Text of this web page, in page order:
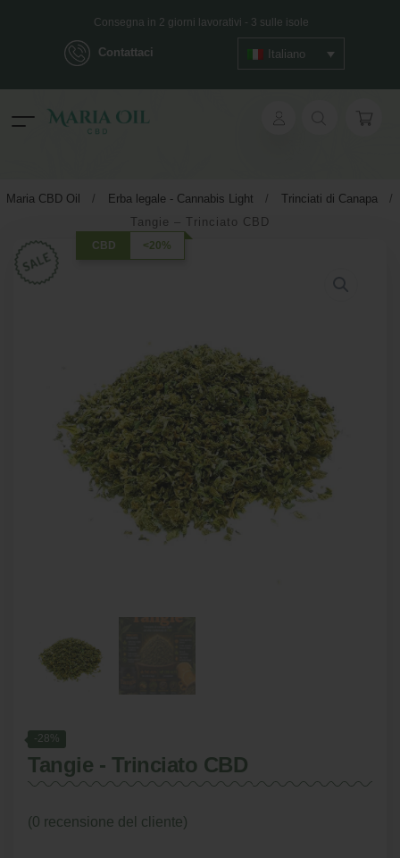
Contattaci
Consegna in 2 giorni lavorativi - 3 sulle isole
Spedizione ANONIMA
Italiano
Maria CBD Oil / Erba legale - Cannabis Light / Trinciati di Canapa
/
Tangie – Trinciato CBD
CBD <20%
-28%
Tangie - Trinciato CBD
(0 recensione del cliente)